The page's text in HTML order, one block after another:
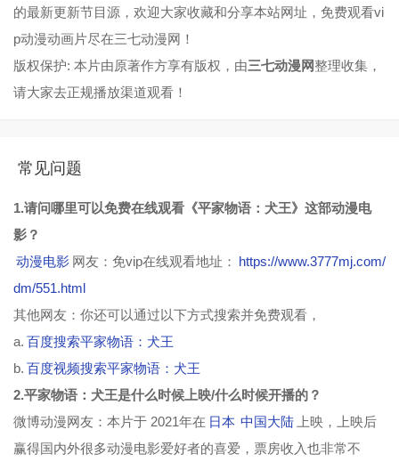
的最新更新节目源，欢迎大家收藏和分享本站网址，免费观看vi
p动漫动画片尽在三七动漫网！
版权保护: 本片由原著作方享有版权，由三七动漫网整理收集，
请大家去正规播放渠道观看！
常见问题
1.请问哪里可以免费在线观看《平家物语：犬王》这部动漫电
影？
动漫电影 网友：免vip在线观看地址： https://www.3777mj.com/
dm/551.html
其他网友：你还可以通过以下方式搜索并免费观看，
a. 百度搜索平家物语：犬王
b. 百度视频搜索平家物语：犬王
2.平家物语：犬王是什么时候上映/什么时候开播的？
微博动漫网友：本片于 2021年在 日本 中国大陆
上映，上映后
赢得国内外很多动漫电影爱好者的喜爱，票房收入也非常不